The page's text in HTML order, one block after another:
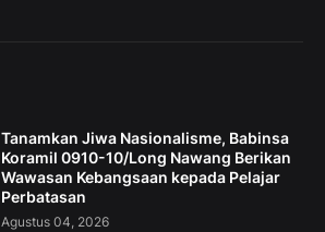
Tanamkan Jiwa Nasionalisme, Babinsa
Koramil 0910-10/Long Nawang Berikan
Wawasan Kebangsaan kepada Pelajar
Perbatasan
Agustus 04, 2026